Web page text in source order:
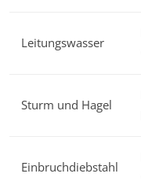
Leitungswasser
Sturm und Hagel
Einbruchdiebstahl